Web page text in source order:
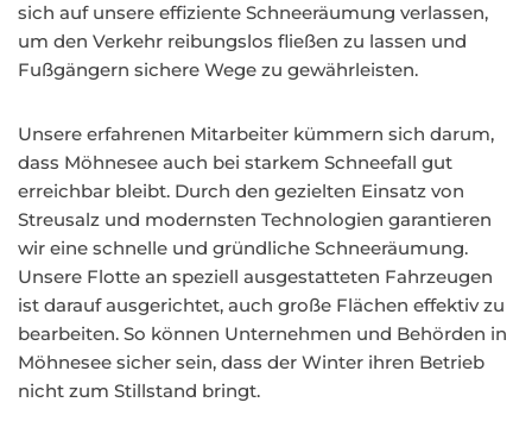
sich auf unsere effiziente Schneeräumung verlassen,
um den Verkehr reibungslos fließen zu lassen und
Fußgängern sichere Wege zu gewährleisten.
Unsere erfahrenen Mitarbeiter kümmern sich darum,
dass Möhnesee auch bei starkem Schneefall gut
erreichbar bleibt. Durch den gezielten Einsatz von
Streusalz und modernsten Technologien garantieren
wir eine schnelle und gründliche Schneeräumung.
Unsere Flotte an speziell ausgestatteten Fahrzeugen
ist darauf ausgerichtet, auch große Flächen effektiv zu
bearbeiten. So können Unternehmen und Behörden in
Möhnesee sicher sein, dass der Winter ihren Betrieb
nicht zum Stillstand bringt.